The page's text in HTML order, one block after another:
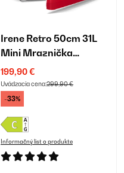
Irene Retro 50cm 31L
Mini Mraznička
Červená
199,90 €
Uvádzacia cena:299,90 €
-33%
Informačný list o produkte